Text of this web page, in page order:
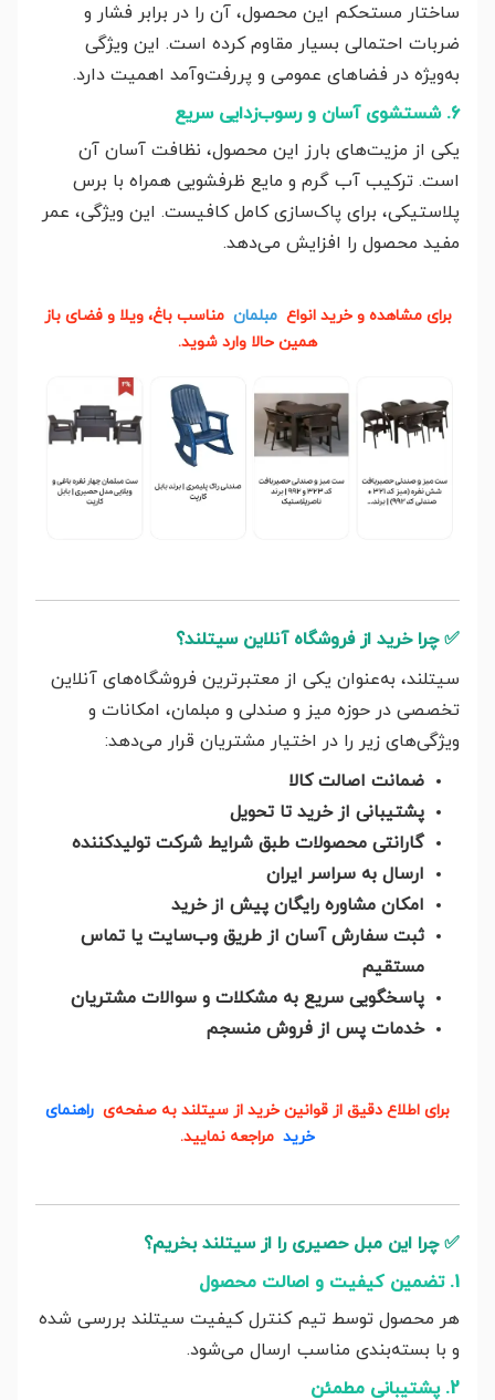
ساختار مستحکم این محصول، آن را در برابر فشار و
ضربات احتمالی بسیار مقاوم کرده است. این ویژگی
به‌ویژه در فضاهای عمومی و پررفت‌وآمد اهمیت دارد.
6. شستشوی آسان و رسوب‌زدایی سریع
یکی از مزیت‌های بارز این محصول، نظافت آسان آن
است. ترکیب آب گرم و مایع ظرفشویی همراه با برس
پلاستیکی، برای پاک‌سازی کامل کافیست. این ویژگی، عمر
مفید محصول را افزایش می‌دهد.
برای مشاهده و خرید انواع مبلمان مناسب باغ، ویلا و فضای باز
همین حالا وارد شوید.
✅چرا خرید از فروشگاه آنلاین سیتلند؟
سیتلند، به‌عنوان یکی از معتبرترین فروشگاه‌های آنلاین
تخصصی در حوزه میز و صندلی و مبلمان، امکانات و
ویژگی‌های زیر را در اختیار مشتریان قرار می‌دهد:
ضمانت اصالت کالا
پشتیبانی از خرید تا تحویل
گارانتی محصولات طبق شرایط شرکت تولیدکننده
ارسال به سراسر ایران
امکان مشاوره رایگان پیش از خرید
ثبت سفارش آسان از طریق وب‌سایت یا تماس
مستقیم
پاسخگویی سریع به مشکلات و سوالات مشتریان
خدمات پس از فروش منسجم
برای اطلاع دقیق از قوانین خرید از سیتلند به صفحه‌ی راهنمای
خرید مراجعه نمایید.
✅چرا این مبل حصیری را از سیتلند بخریم؟
1. تضمین کیفیت و اصالت محصول
هر محصول توسط تیم کنترل کیفیت سیتلند بررسی شده
و با بسته‌بندی مناسب ارسال می‌شود.
2. پشتیبانی مطمئن